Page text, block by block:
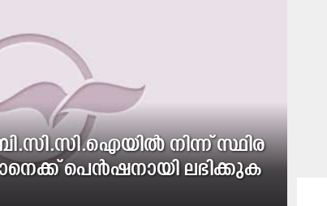
ബി.സി.സി.ഐയിൽ നിന്ന് സ്ഥിര
പെൻഷനായി ലഭിക്കുക